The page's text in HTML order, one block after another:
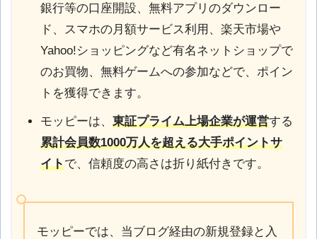
銀行等の口座開設、無料アプリのダウンロー
ド、スマホの月額サービス利用、楽天市場や
Yahoo!ショッピングなど有名ネットショップで
のお買物、無料ゲームへの参加などで、ポイン
トを獲得できます。
モッピーは、 東証プライム上場企業が運営する
累計会員数1000万人を超える大手ポイントサ
イトで、信頼度の高さは折り紙付きです。
モッピーでは、当ブログ経由の新規登録と入